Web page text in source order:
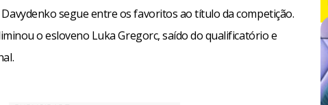
segue entre os favoritos ao título da competição.
o esloveno Luka Gregorc, saído do qualificatório e